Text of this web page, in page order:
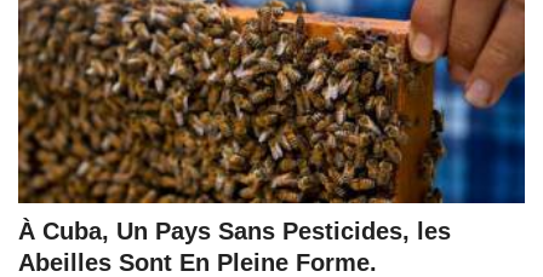
À Cuba, Un Pays Sans Pesticides, les
Abeilles Sont En Pleine Forme.